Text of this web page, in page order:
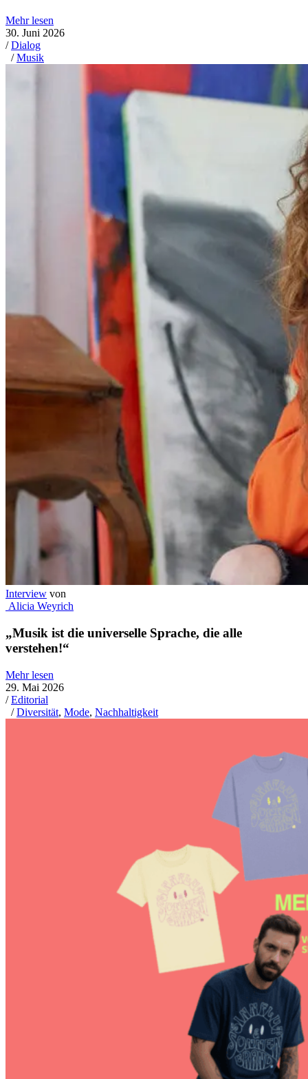
Mehr lesen
30. Juni 2026
/Dialog
/Musik
Interview von
Alicia Weyrich
„Musik ist die universelle Sprache, die alle
verstehen!“
Mehr lesen
29. Mai 2026
/Editorial
/Diversität, Mode, Nachhaltigkeit